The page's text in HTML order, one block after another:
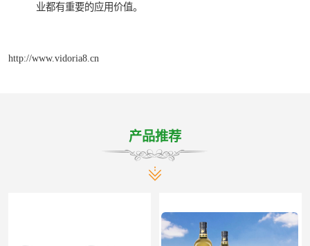
业都有重要的应用价值。
http://www.vidoria8.cn
产品推荐